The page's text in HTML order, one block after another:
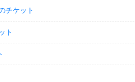
チケット
ト